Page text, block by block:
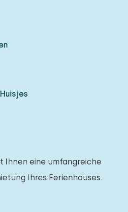
Ihnen eine umfangreiche
Ihres Ferienhauses.